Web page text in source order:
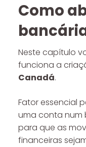
Como
Neste capítulo
funciona a
Canadá.
Fator essencial
uma conta num
para que as
financeiras